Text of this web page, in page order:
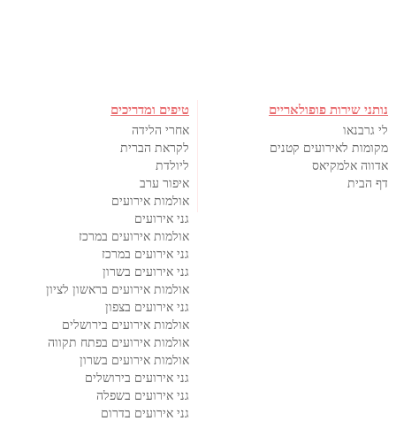
נותני שירות פופולאריים
לי גרבנאו
מקומות לאירועים קטנים
אדווה אלמקיאס
דף הבית
טיפים ומדריכים
אחרי הלידה
לקראת הברית
ליולדת
איפור ערב
אולמות אירועים
גני אירועים
אולמות אירועים במרכז
גני אירועים במרכז
גני אירועים בשרון
אולמות אירועים בראשון לציון
גני אירועים בצפון
אולמות אירועים בירושלים
אולמות אירועים בפתח תקווה
אולמות אירועים בשרון
גני אירועים בירושלים
גני אירועים בשפלה
גני אירועים בדרום